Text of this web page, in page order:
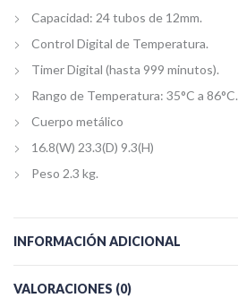
Capacidad: 24 tubos de 12mm.
Control Digital de Temperatura.
Timer Digital (hasta 999 minutos).
Rango de Temperatura: 35°C a 86°C.
Cuerpo metálico
16.8(W) 23.3(D) 9.3(H)
Peso 2.3 kg.
INFORMACIÓN ADICIONAL
VALORACIONES (0)